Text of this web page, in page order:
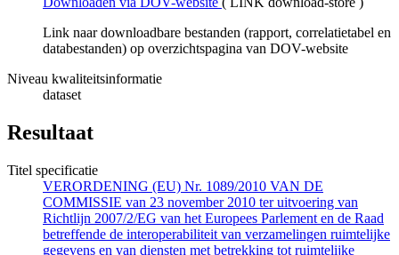
Link naar downloadbare bestanden (rapport, correlatietabel en
databestanden) op overzichtspagina van DOV-website
Niveau kwaliteitsinformatie
dataset
Resultaat
Titel specificatie
VERORDENING (EU) Nr. 1089/2010 VAN DE
COMMISSIE van 23 november 2010 ter uitvoering van
Richtlijn 2007/2/EG van het Europees Parlement en de Raad
betreffende de interoperabiliteit van verzamelingen ruimtelijke
gegevens en van diensten met betrekking tot ruimtelijke